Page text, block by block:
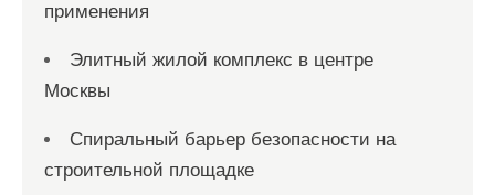
применения
Элитный жилой комплекс в центре
Москвы
Спиральный барьер безопасности на
строительной площадке